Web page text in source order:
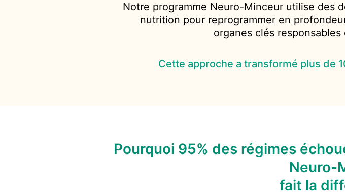
Notre programme Neuro-Minceur utilise des
nutrition pour reprogrammer en
organes clés
Cette approche a transformé plus de
Pourquoi 95% des régimes
Neuro-
fait la